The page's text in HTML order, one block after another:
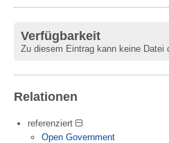
Verfügbarkeit
Zu diesem Eintrag kann keine Datei
Relationen
referenziert
Open Government